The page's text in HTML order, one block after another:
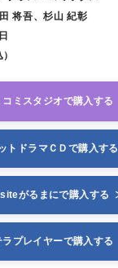
将吾、杉山 紀彰
コミスタジオで購入する
トドラマＣＤで購入する
がるまにで購入する
ラプレイヤーで購入する